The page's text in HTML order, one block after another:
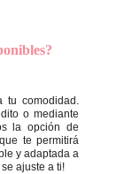
tu comodidad.
o mediante
la opción de
te permitirá
y adaptada a
ajuste a ti!